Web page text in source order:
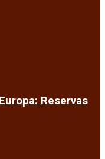
Reservas